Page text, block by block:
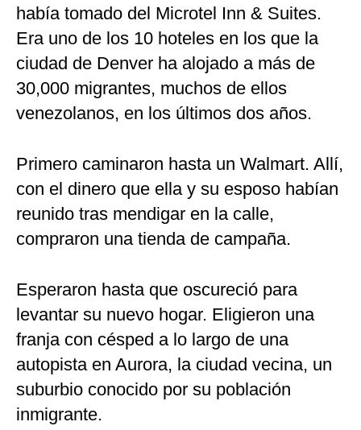
había tomado del Microtel Inn & Suites.
Era uno de los 10 hoteles en los que la
ciudad de Denver ha alojado a más de
30,000 migrantes, muchos de ellos
venezolanos, en los últimos dos años.
Primero caminaron hasta un Walmart. Allí,
con el dinero que ella y su esposo habían
reunido tras mendigar en la calle,
compraron una tienda de campaña.
Esperaron hasta que oscureció para
levantar su nuevo hogar. Eligieron una
franja con césped a lo largo de una
autopista en Aurora, la ciudad vecina, un
suburbio conocido por su población
inmigrante.